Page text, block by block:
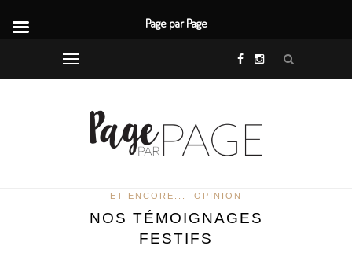
ET ENCORE... OPINION
NOS TÉMOIGNAGES
FESTIFS
Page par Page